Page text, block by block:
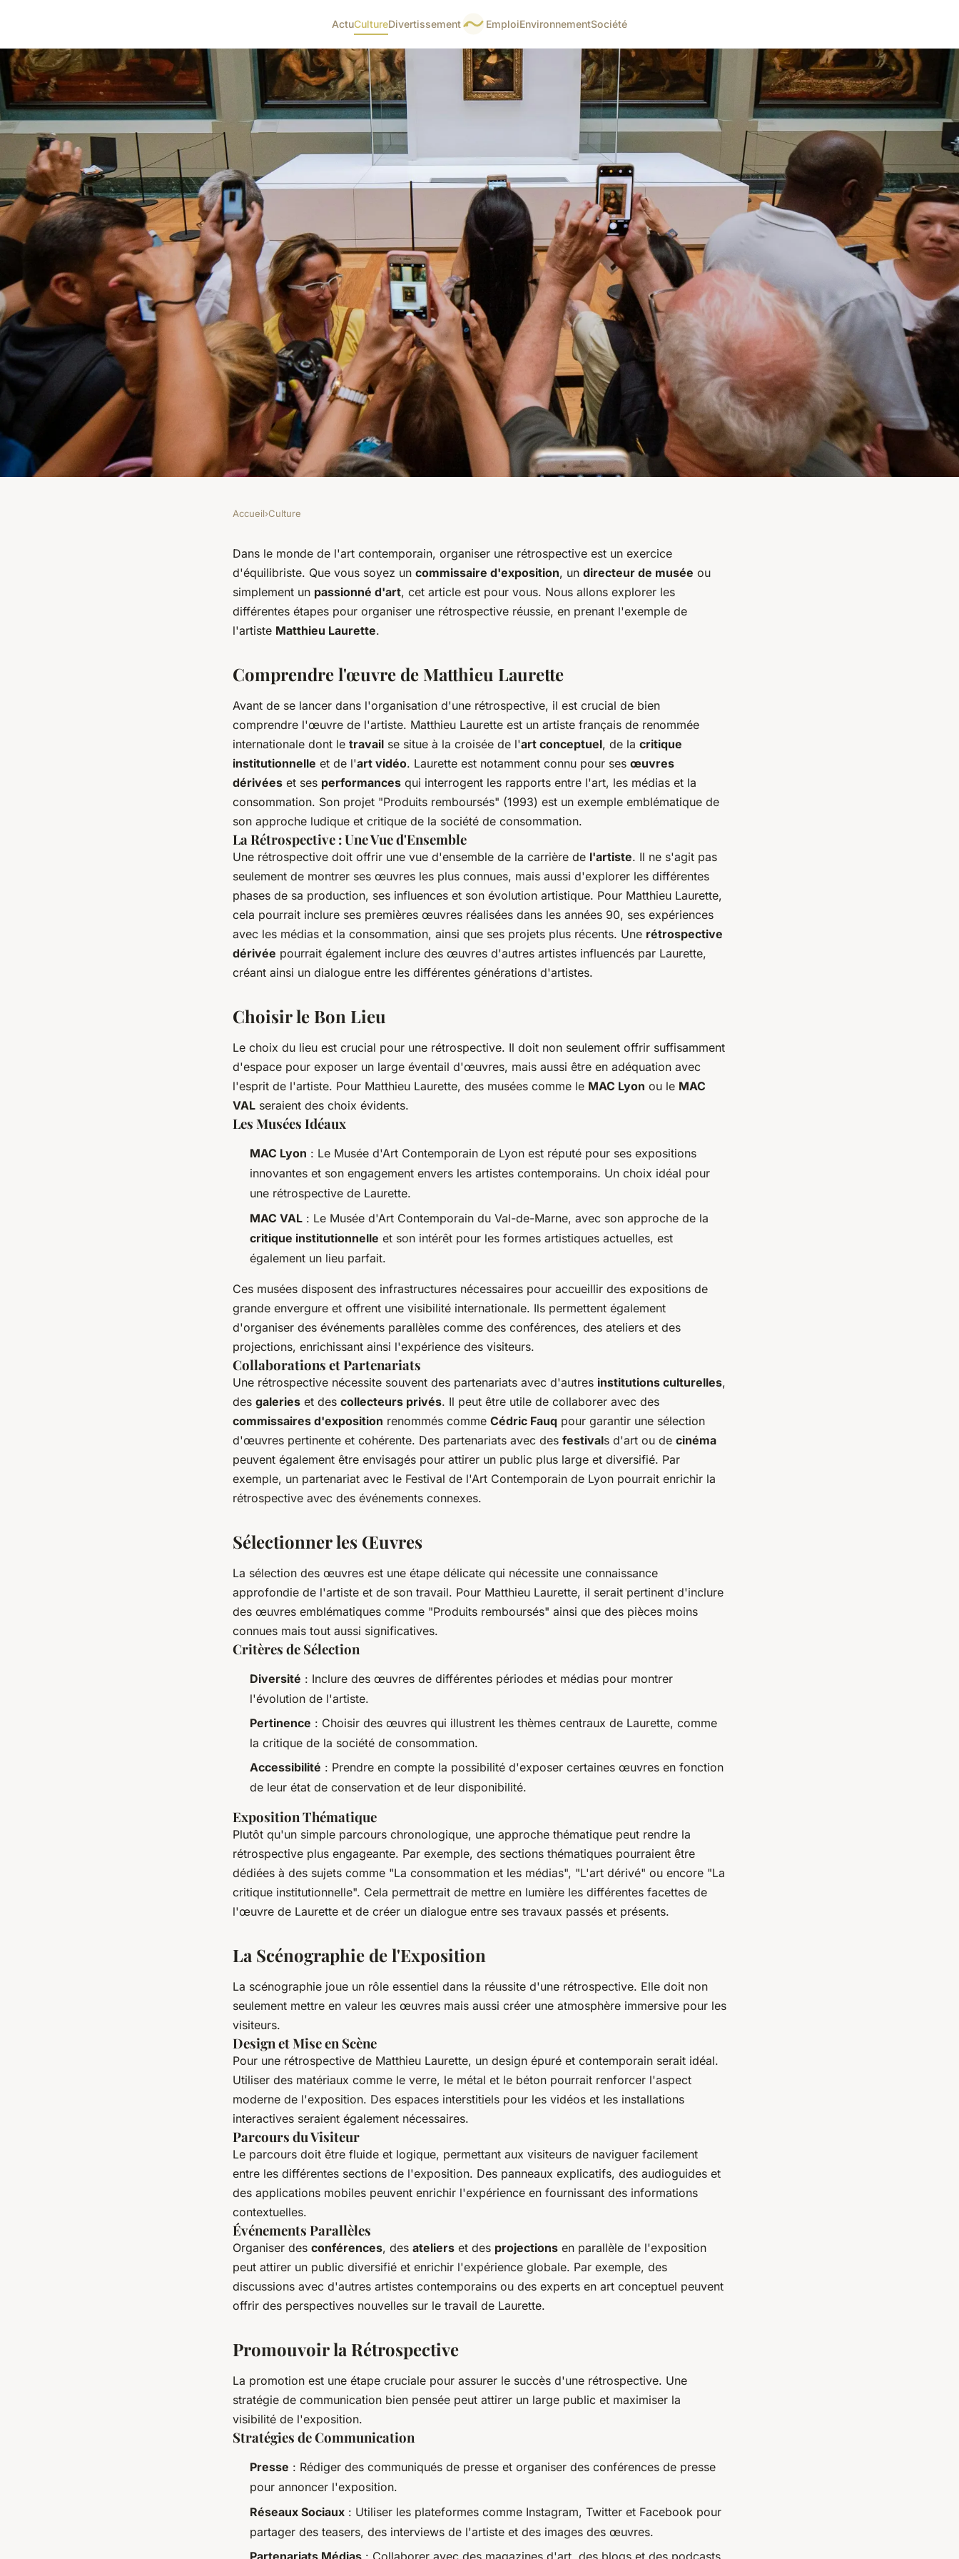
ActuCultureDivertissement EmploiEnvironnementSociété
Comment organiser une rétrospective
sur l'œuvre d'un artiste contemporain
Accueil›Culture
Dans le monde de l'art contemporain, organiser une rétrospective est un exercice
d'équilibriste. Que vous soyez un commissaire d'exposition, un directeur de musée ou
simplement un passionné d'art, cet article est pour vous. Nous allons explorer les
différentes étapes pour organiser une rétrospective réussie, en prenant l'exemple de
l'artiste Matthieu Laurette.
Comprendre l'œuvre de Matthieu Laurette
Avant de se lancer dans l'organisation d'une rétrospective, il est crucial de bien
comprendre l'œuvre de l'artiste. Matthieu Laurette est un artiste français de renommée
internationale dont le travail se situe à la croisée de l'art conceptuel, de la critique
institutionnelle et de l'art vidéo. Laurette est notamment connu pour ses œuvres
dérivées et ses performances qui interrogent les rapports entre l'art, les médias et la
consommation. Son projet "Produits remboursés" (1993) est un exemple emblématique de
son approche ludique et critique de la société de consommation.
La Rétrospective : Une Vue d'Ensemble
Une rétrospective doit offrir une vue d'ensemble de la carrière de l'artiste. Il ne s'agit pas
seulement de montrer ses œuvres les plus connues, mais aussi d'explorer les différentes
phases de sa production, ses influences et son évolution artistique. Pour Matthieu Laurette,
cela pourrait inclure ses premières œuvres réalisées dans les années 90, ses expériences
avec les médias et la consommation, ainsi que ses projets plus récents. Une rétrospective
dérivée pourrait également inclure des œuvres d'autres artistes influencés par Laurette,
créant ainsi un dialogue entre les différentes générations d'artistes.
Choisir le Bon Lieu
Le choix du lieu est crucial pour une rétrospective. Il doit non seulement offrir suffisamment
d'espace pour exposer un large éventail d'œuvres, mais aussi être en adéquation avec
l'esprit de l'artiste. Pour Matthieu Laurette, des musées comme le MAC Lyon ou le MAC
VAL seraient des choix évidents.
Les Musées Idéaux
MAC Lyon : Le Musée d'Art Contemporain de Lyon est réputé pour ses expositions
innovantes et son engagement envers les artistes contemporains. Un choix idéal pour
une rétrospective de Laurette.
MAC VAL : Le Musée d'Art Contemporain du Val-de-Marne, avec son approche de la
critique institutionnelle et son intérêt pour les formes artistiques actuelles, est
également un lieu parfait.
Ces musées disposent des infrastructures nécessaires pour accueillir des expositions de
grande envergure et offrent une visibilité internationale. Ils permettent également
d'organiser des événements parallèles comme des conférences, des ateliers et des
projections, enrichissant ainsi l'expérience des visiteurs.
Collaborations et Partenariats
Une rétrospective nécessite souvent des partenariats avec d'autres institutions culturelles,
des galeries et des collecteurs privés. Il peut être utile de collaborer avec des
commissaires d'exposition renommés comme Cédric Fauq pour garantir une sélection
d'œuvres pertinente et cohérente. Des partenariats avec des festivals d'art ou de cinéma
peuvent également être envisagés pour attirer un public plus large et diversifié. Par
exemple, un partenariat avec le Festival de l'Art Contemporain de Lyon pourrait enrichir la
rétrospective avec des événements connexes.
Sélectionner les Œuvres
La sélection des œuvres est une étape délicate qui nécessite une connaissance
approfondie de l'artiste et de son travail. Pour Matthieu Laurette, il serait pertinent d'inclure
des œuvres emblématiques comme "Produits remboursés" ainsi que des pièces moins
connues mais tout aussi significatives.
Critères de Sélection
Diversité : Inclure des œuvres de différentes périodes et médias pour montrer
l'évolution de l'artiste.
Pertinence : Choisir des œuvres qui illustrent les thèmes centraux de Laurette, comme
la critique de la société de consommation.
Accessibilité : Prendre en compte la possibilité d'exposer certaines œuvres en fonction
de leur état de conservation et de leur disponibilité.
Exposition Thématique
Plutôt qu'un simple parcours chronologique, une approche thématique peut rendre la
rétrospective plus engageante. Par exemple, des sections thématiques pourraient être
dédiées à des sujets comme "La consommation et les médias", "L'art dérivé" ou encore "La
critique institutionnelle". Cela permettrait de mettre en lumière les différentes facettes de
l'œuvre de Laurette et de créer un dialogue entre ses travaux passés et présents.
La Scénographie de l'Exposition
La scénographie joue un rôle essentiel dans la réussite d'une rétrospective. Elle doit non
seulement mettre en valeur les œuvres mais aussi créer une atmosphère immersive pour les
visiteurs.
Design et Mise en Scène
Pour une rétrospective de Matthieu Laurette, un design épuré et contemporain serait idéal.
Utiliser des matériaux comme le verre, le métal et le béton pourrait renforcer l'aspect
moderne de l'exposition. Des espaces interstitiels pour les vidéos et les installations
interactives seraient également nécessaires.
Parcours du Visiteur
Le parcours doit être fluide et logique, permettant aux visiteurs de naviguer facilement
entre les différentes sections de l'exposition. Des panneaux explicatifs, des audioguides et
des applications mobiles peuvent enrichir l'expérience en fournissant des informations
contextuelles.
Événements Parallèles
Organiser des conférences, des ateliers et des projections en parallèle de l'exposition
peut attirer un public diversifié et enrichir l'expérience globale. Par exemple, des
discussions avec d'autres artistes contemporains ou des experts en art conceptuel peuvent
offrir des perspectives nouvelles sur le travail de Laurette.
Promouvoir la Rétrospective
La promotion est une étape cruciale pour assurer le succès d'une rétrospective. Une
stratégie de communication bien pensée peut attirer un large public et maximiser la
visibilité de l'exposition.
Stratégies de Communication
Presse : Rédiger des communiqués de presse et organiser des conférences de presse
pour annoncer l'exposition.
Réseaux Sociaux : Utiliser les plateformes comme Instagram, Twitter et Facebook pour
partager des teasers, des interviews de l'artiste et des images des œuvres.